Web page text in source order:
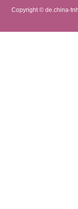
Copyright © de.china-